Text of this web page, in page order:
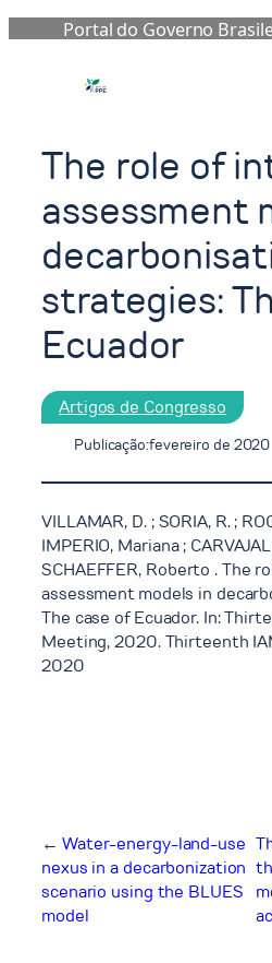
Portal do Governo
The role of
assessment
strategies:
Ecuador
Artigos de Congresso
Publicação:fevereiro de 2020
VILLAMAR, D. ; SORIA, R. ;
IMPERIO, Mariana ;
SCHAEFFER, Roberto . The
assessment models in
The case of Ecuador. In:
Meeting, 2020. Thirteenth
2020
← Water-energy-land-use
nexus in a decarbonization
scenario using the BLUES
model